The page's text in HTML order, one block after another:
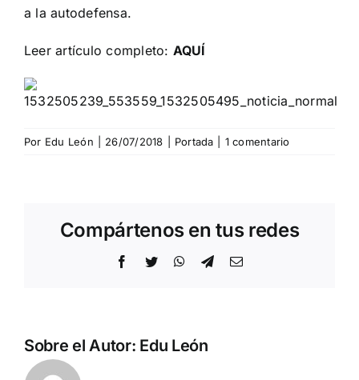
a la autodefensa.
Leer artículo completo: AQUÍ
Por Edu León 26/07/2018 Portada 1 comentario
Compártenos en tus redes
Facebook
Twitter WhatsApp
TelegramCorreo
Sobre el Autor: Edu León